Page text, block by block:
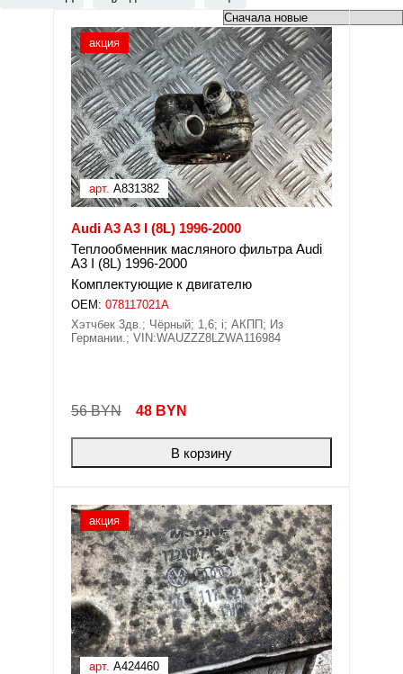
акция
арт. A831382
Audi A3 A3 I (8L) 1996-2000
Теплообменник масляного фильтра Audi
A3 I (8L) 1996-2000
Комплектующие к двигателю
OEM: 078117021A
Хэтчбек 3дв.; Чёрный; 1,6; i; АКПП; Из
Германии.; VIN:WAUZZZ8LZWA116984
56 BYN 48 BYN
В корзину
акция
арт. A424460